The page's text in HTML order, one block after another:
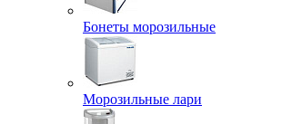
Бонеты морозильные
Морозильные лари